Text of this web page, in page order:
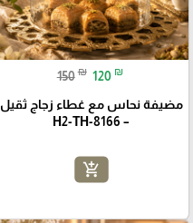
150 ₪ 120 ₪
مضيفة نحاس مع غطاء زجاج ثقيل
– H2-TH-8166
add_shopping_cart